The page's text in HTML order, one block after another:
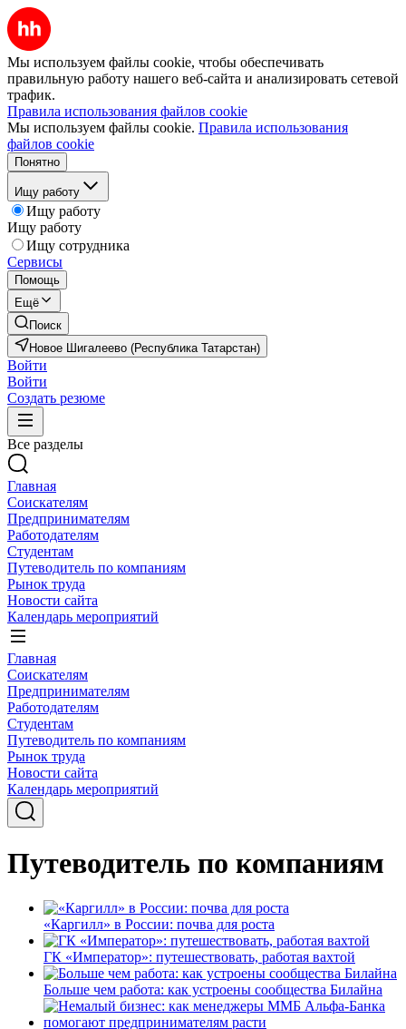
Мы используем файлы cookie, чтобы обеспечивать
правильную работу нашего веб-сайта и анализировать сетевой
трафик.
Правила использования файлов cookie
Мы используем файлы cookie. Правила использования
файлов cookie
Понятно
Ищу работу
Ищу работу
Ищу работу
Ищу сотрудника
Сервисы
Помощь
Ещё
Поиск
Новое Шигалеево (Республика Татарстан)
Войти
Войти
Создать резюме
Все разделы
Главная
Соискателям
Предпринимателям
Работодателям
Студентам
Путеводитель по компаниям
Рынок труда
Новости сайта
Календарь мероприятий
Главная
Соискателям
Предпринимателям
Работодателям
Студентам
Путеводитель по компаниям
Рынок труда
Новости сайта
Календарь мероприятий
Путеводитель по компаниям
«Каргилл» в России: почва для роста
ГК «Император»: путешествовать, работая вахтой
Больше чем работа: как устроены сообщества Билайна